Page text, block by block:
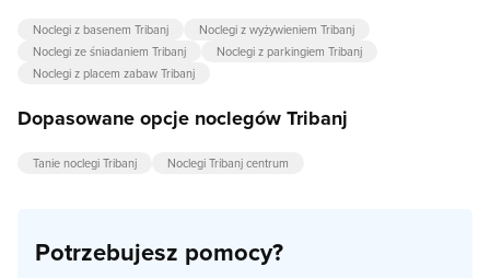
Noclegi z basenem Tribanj
Noclegi z wyżywieniem Tribanj
Noclegi ze śniadaniem Tribanj
Noclegi z parkingiem Tribanj
Noclegi z placem zabaw Tribanj
Dopasowane opcje noclegów Tribanj
Tanie noclegi Tribanj Noclegi Tribanj centrum
Potrzebujesz pomocy?